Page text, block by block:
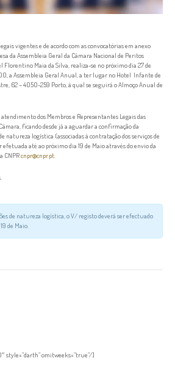
vigentes e de acordo com as convocatórias em anexo
da Assembleia Geral da Câmara Nacional de Peritos
Florentino Maia da Silva, realiza-se no próximo dia 27 de
a Assembleia Geral Anual, a ter lugar no Hotel Infante de
62 – 4050-259 Porto, à qual se seguirá o Almoço Anual de
dos Membros e Representantes Legais das
ficando desde já a aguardar a confirmação da
natureza logística (associadas à contratação dos serviços de
até ao próximo dia 19 de Maio através do envio da
CNPRcnpr@cnpr.pt.
de natureza logística, o V/ registo deverá ser efectuado
de Maio.
style=”darth” omitweeks=”true”/]